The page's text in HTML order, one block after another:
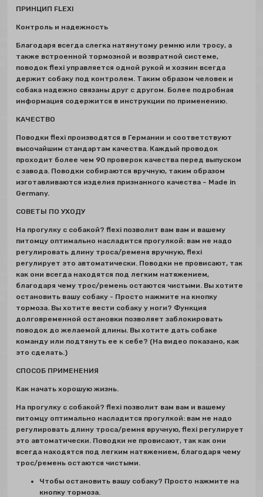
ПРИНЦИП FLEXI
Контроль и надежность
Благодаря всегда слегка натянутому ремню или тросу, а
также встроенной тормозной и возвратной системе,
поводок flexi управляется одной рукой и хозяин всегда
держит собаку под контролем. Таким образом человек и
собака надежно связаны друг с другом. Более подробная
информация содержится в инструкции по применению.
КАЧЕСТВО
Поводки flexi производятся в Германии и соответствуют
высочайшим стандартам качества. Каждый проводок
проходит более чем 90 проверок качества перед выпуском
с завода. Поводки собираются вручную, таким образом
изготавливаются изделия признанного качества – Made in
Germany.
СОВЕТЫ ПО УХОДУ
Hа прогулку с собакой? flexi позволит вам вам и вашему
питомцу оптимально насладится прогулкой: вам не надо
регулировать длину троса/ременя вручную, flexi
регулирует это автоматически. Поводки не провисают, так
как они всегда находятся под легким натяжением,
благодаря чему трос/ремень остаются чистыми. Вы хотите
остановить вашу собаку - Просто нажмите на кнопку
тормоза. Вы хотите вести собаку у ноги? Функция
долговременной остановки позволяет заблокировать
поводок до желаемой длины. Вы хотите дать собаке
команду или подтянуть ее к себе? (На видео показано, как
это сделать.)
СПОСОБ ПРИМЕНЕНИЯ
Как начать хорошую жизнь.
Hа прогулку с собакой? flexi позволит вам вам и вашему
питомцу оптимально насладится прогулкой: вам не надо
регулировать длину троса/ремня вручную, flexi регулирует
это автоматически. Поводки не провисают, так как они
всегда находятся под легким натяжением, благодаря чему
трос/ремень остаются чистыми.
Чтобы остановить вашу собаку? Просто нажмите на
кнопку тормоза.